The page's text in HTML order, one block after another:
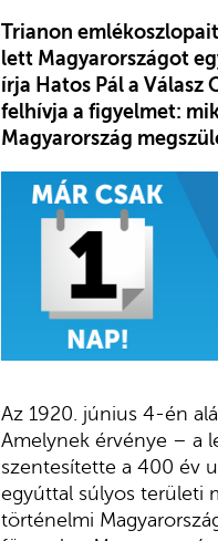
Trianon
lett Magyarországot
írja Hatos Pál a
felhívja a figyelmet:
Magyarország
Az 1920. június 4-én
Amelynek érvénye – a
szentesítette a 400 év
egyúttal súlyos területi
történelmi